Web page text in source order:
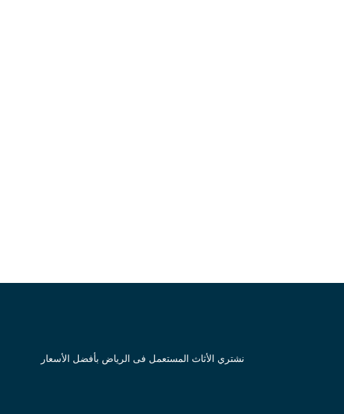
نشتري الأثاث المستعمل فى الرياض بأفضل الأسعار